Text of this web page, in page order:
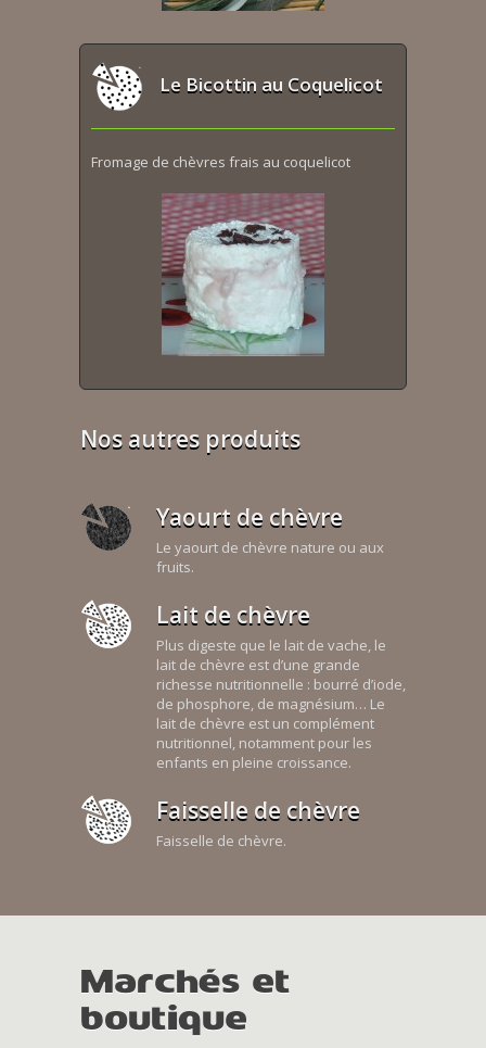
Le Bicottin au Coquelicot
Fromage de chèvres frais au coquelicot
Nos autres produits
Yaourt de chèvre
Le yaourt de chèvre nature ou aux
fruits.
Lait de chèvre
Plus digeste que le lait de vache, le
lait de chèvre est d’une grande
richesse nutritionnelle : bourré d’iode,
de phosphore, de magnésium… Le
lait de chèvre est un complément
nutritionnel, notamment pour les
enfants en pleine croissance.
Faisselle de chèvre
Faisselle de chèvre.
Marchés et
boutique